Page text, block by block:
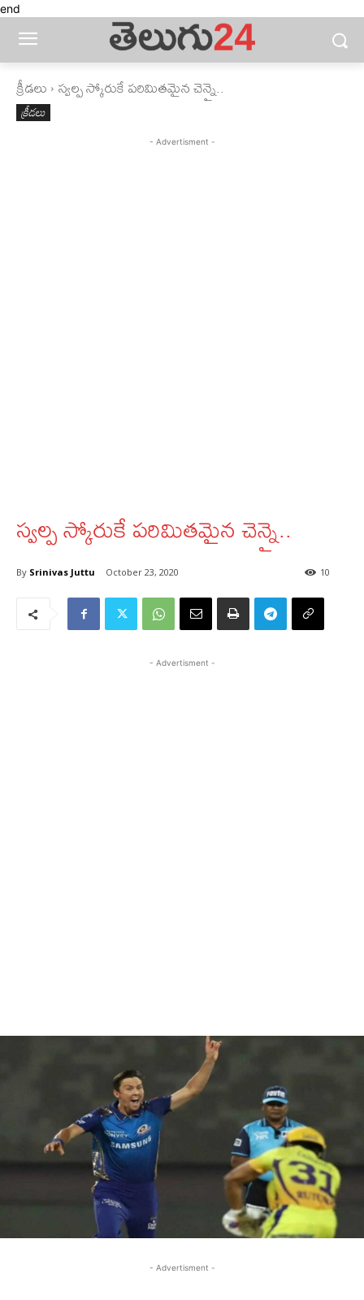
end
క్రీడలు స్వల్ప స్కోరుకే పరిమితమైన చెన్నై..
క్రీడలు
- Advertisment -
స్వల్ప స్కోరుకే పరిమితమైన చెన్నై..
By Srinivas Juttu October 23, 2020 10
- Advertisment -
- Advertisment -